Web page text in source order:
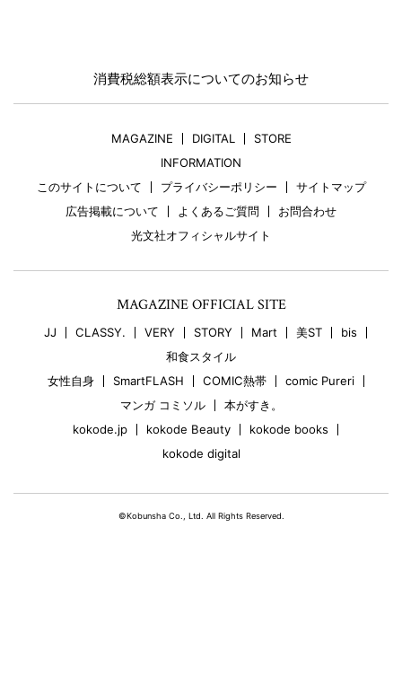
消費税総額表示についてのお知らせ
MAGAZINE DIGITAL
STORE
INFORMATION
このサイトについて
プライバシーポリシー
サイトマップ
広告掲載について
よくあるご質問
お問合わせ
光文社オフィシャルサイト
MAGAZINE OFFICIAL SITE
JJ CLASSY. VERY STORY Mart 美ST
bis
和食スタイル
女性自身
SmartFLASH COMIC熱帯
comic Pureri
マンガ コミソル
本がすき。
kokode.jp
kokode Beauty
kokode books
kokode digital
©Kobunsha Co., Ltd. All Rights Reserved.